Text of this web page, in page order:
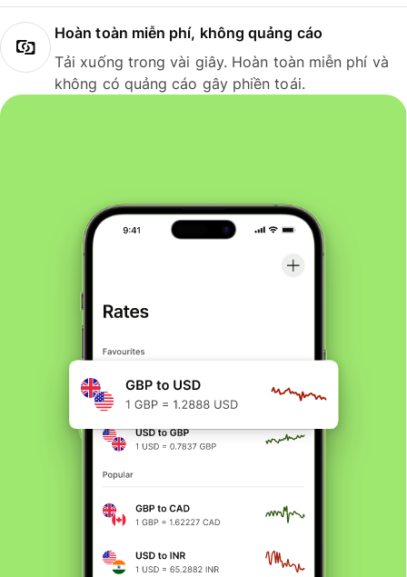
Hoàn toàn miễn phí, không quảng cáo
Tải xuống trong vài giây. Hoàn toàn miễn phí và
không có quảng cáo gây phiền toái.